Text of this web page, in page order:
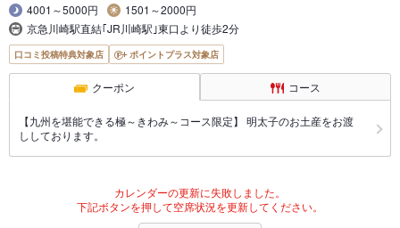
4001～5000円
1501～2000円
京急川崎駅直結｢JR川崎駅｣東口より徒歩2分
口コミ投稿特典対象店 ポイントプラス対象店
クーポン コース
【九州を堪能できる極～きわみ～コース限定】 明太子のお土産をお渡
ししております。
カレンダーの更新に失敗しました。
下記ボタンを押して空席状況を更新してください。